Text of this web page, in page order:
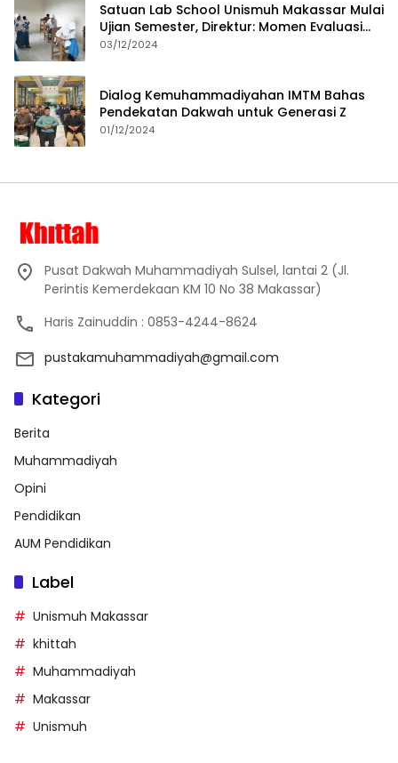
Satuan Lab School Unismuh Makassar Mulai
Ujian Semester, Direktur: Momen Evaluasi
Proses Pembelajaran
03/12/2024
Dialog Kemuhammadiyahan IMTM Bahas
Pendekatan Dakwah untuk Generasi Z
01/12/2024
Pusat Dakwah Muhammadiyah Sulsel, lantai 2 (Jl.
Perintis Kemerdekaan KM 10 No 38 Makassar)
Haris Zainuddin : 0853-4244-8624
pustakamuhammadiyah@gmail.com
Kategori
Berita
Muhammadiyah
Opini
Pendidikan
AUM Pendidikan
Label
Unismuh Makassar
khittah
Muhammadiyah
Makassar
Unismuh